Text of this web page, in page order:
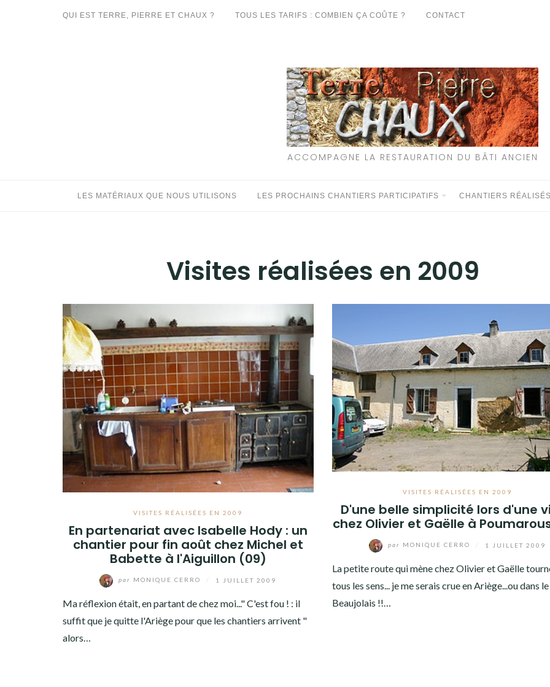
QUI EST TERRE, PIERRE ET CHAUX ? TOUS LES TARIFS : COMBIEN ÇA COÛTE ? CONTACT
ACCOMPAGNE LA RESTAURATION DU BÂTI ANCIEN
LES MATÉRIAUX QUE NOUS UTILISONS LES PROCHAINS CHANTIERS PARTICIPATIFS CHANTIERS
Visites réalisées en 2009
VISITES RÉALISÉES EN 2009
En partenariat avec Isabelle Hody : un
chantier pour fin août chez Michel et
Babette à l'Aiguillon (09)
par MONIQUE CERRO 1 JUILLET 2009
Ma réflexion était, en partant de chez moi..." C'est fou ! : il
suffit que je quitte l'Ariège pour que les chantiers arrivent "
alors…
VISITES RÉALISÉES EN 2009
D'une belle simplicité lors d'une
chez Olivier et Gaëlle à
par MONIQUE CERRO 1 JUILLET 2009
La petite route qui mène chez Olivier et Gaëlle
tous les sens... je me serais crue en Ariège...ou dans
Beaujolais !!…